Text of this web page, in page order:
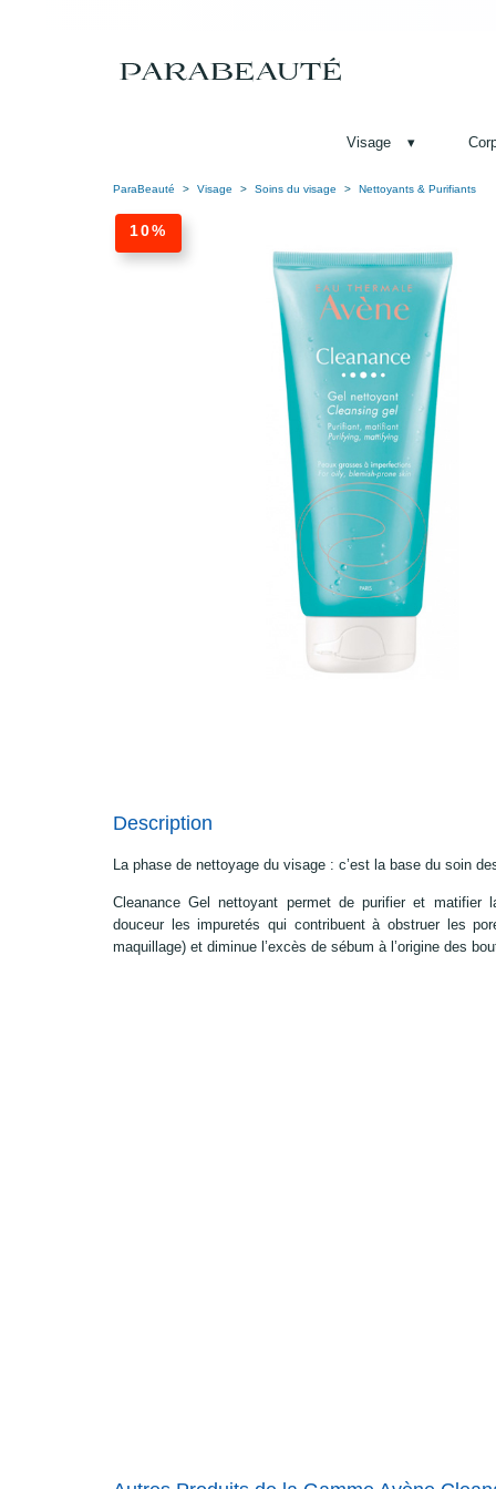
Visage ▾
ParaBeauté Visage Soins du visage Nettoyants & Purifiants
10%
Description
La phase de nettoyage du visage : c’est la base du soin
Cleanance Gel nettoyant permet de purifier et matifier
douceur les impuretés qui contribuent à obstruer les
maquillage) et diminue l’excès de sébum à l’origine des